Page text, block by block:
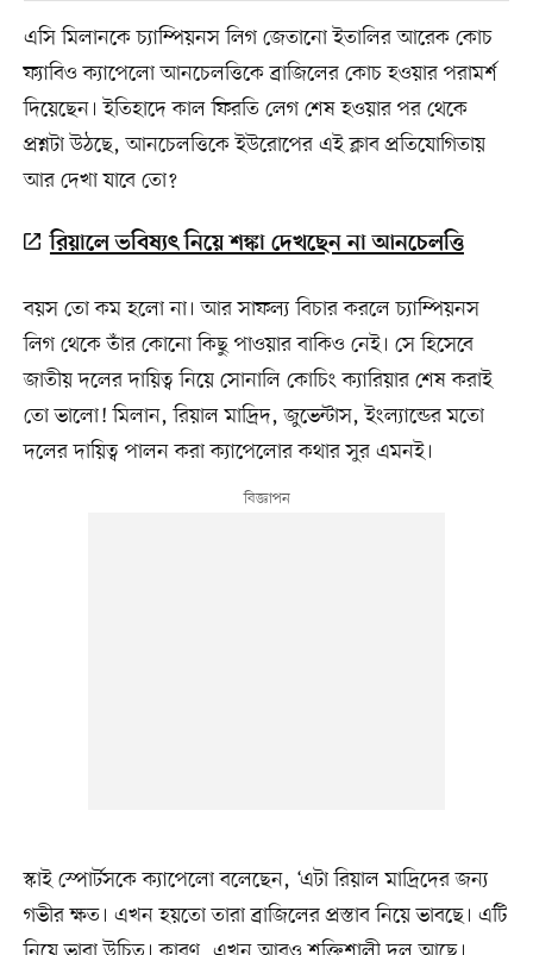
এসি মিলানকে চ্যাম্পিয়নস লিগ জেতানো ইতালির আরেক কোচ
ফ্যাবিও ক্যাপেলো আনচেলত্তিকে ব্রাজিলের কোচ হওয়ার পরামর্শ
দিয়েছেন। ইতিহাদে কাল ফিরতি লেগ শেষ হওয়ার পর থেকে
প্রশ্নটা উঠছে, আনচেলত্তিকে ইউরোপের এই ক্লাব প্রতিযোগিতায়
আর দেখা যাবে তো?
রিয়ালে ভবিষ্যৎ নিয়ে শঙ্কা দেখছেন না আনচেলত্তি
বয়স তো কম হলো না। আর সাফল্য বিচার করলে চ্যাম্পিয়নস
লিগ থেকে তাঁর কোনো কিছু পাওয়ার বাকিও নেই। সে হিসেবে
জাতীয় দলের দায়িত্ব নিয়ে সোনালি কোচিং ক্যারিয়ার শেষ করাই
তো ভালো! মিলান, রিয়াল মাদ্রিদ, জুভেন্টাস, ইংল্যান্ডের মতো
দলের দায়িত্ব পালন করা ক্যাপেলোর কথার সুর এমনই।
স্কাই স্পোর্টসকে ক্যাপেলো বলেছেন, ‘এটা রিয়াল মাদ্রিদের জন্য
গভীর ক্ষত। এখন হয়তো তারা ব্রাজিলের প্রস্তাব নিয়ে ভাবছে। এটি